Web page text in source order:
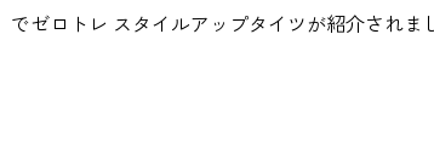
でゼロトレ スタイルアップタイツが紹介されま